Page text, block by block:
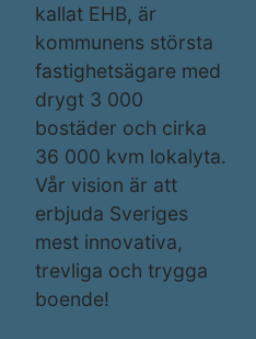
kallat EHB, är
kommunens största
fastighetsägare med
drygt 3 000
bostäder och cirka
36 000 kvm lokalyta.
Vår vision är att
erbjuda Sveriges
mest innovativa,
trevliga och trygga
boende!